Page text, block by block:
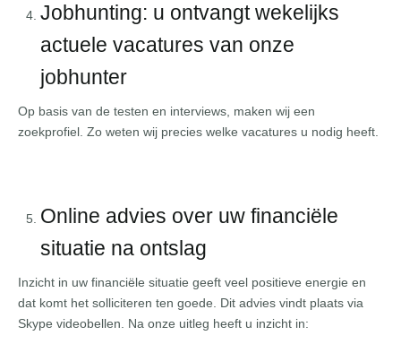
Jobhunting: u ontvangt wekelijks
actuele vacatures van onze
jobhunter
Op basis van de testen en interviews, maken wij een
zoekprofiel. Zo weten wij precies welke vacatures u nodig heeft.
Online advies over uw financiële
situatie na ontslag
Inzicht in uw financiële situatie geeft veel positieve energie en
dat komt het solliciteren ten goede. Dit advies vindt plaats via
Skype videobellen. Na onze uitleg heeft u inzicht in: